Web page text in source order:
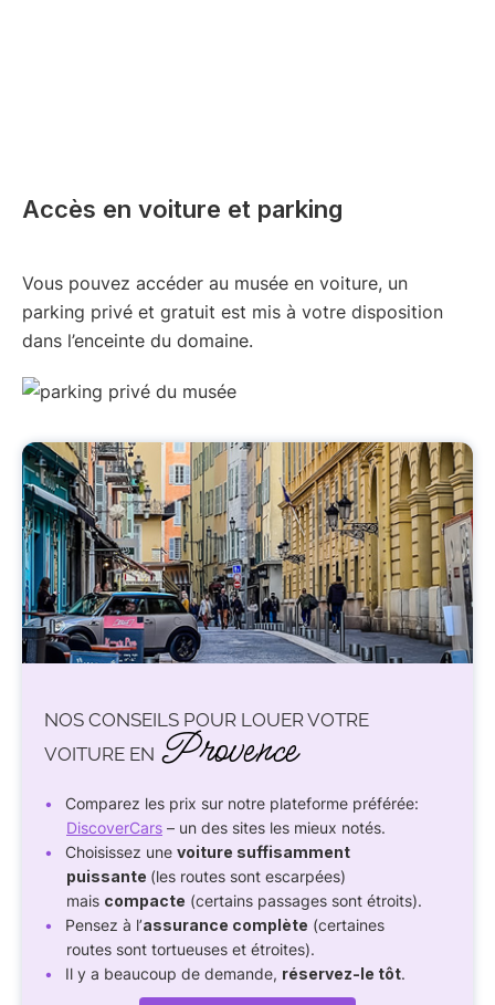
Accès en voiture et parking
Vous pouvez accéder au musée en voiture, un
parking privé et gratuit est mis à votre disposition
dans l’enceinte du domaine.
NOS CONSEILS POUR LOUER VOTRE
VOITURE EN Provence
Comparez les prix sur notre plateforme préférée:
DiscoverCars – un des sites les mieux notés.
Choisissez une voiture suffisamment
puissante (les routes sont escarpées)
mais compacte (certains passages sont étroits).
Pensez à l’assurance complète (certaines
routes sont tortueuses et étroites).
Il y a beaucoup de demande, réservez-le tôt.